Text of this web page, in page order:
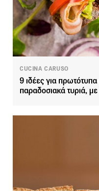
CUCINA CARUSO
9 ιδέες για
παραδοσιακά τυριά,